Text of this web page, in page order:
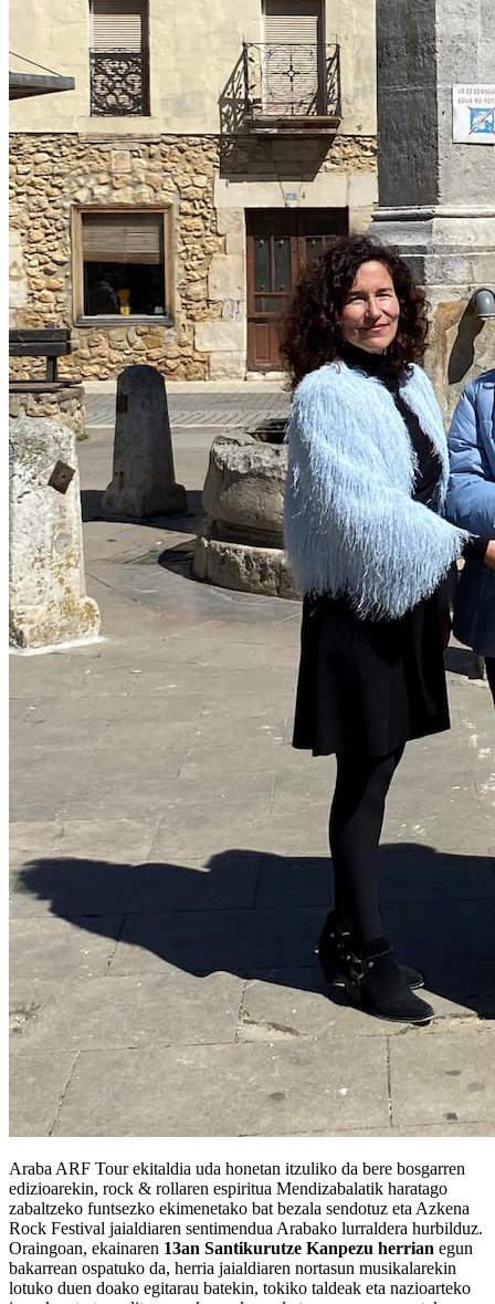
Araba ARF Tour ekitaldia uda honetan itzuliko da bere bosgarren
edizioarekin, rock & rollaren espiritua Mendizabalatik haratago
zabaltzeko funtsezko ekimenetako bat bezala sendotuz eta Azkena
Rock Festival jaialdiaren sentimendua Arabako lurraldera hurbilduz.
Oraingoan, ekainaren 13an Santikurutze Kanpezu herrian egun
bakarrean ospatuko da, herria jaialdiaren nortasun musikalarekin
lotuko duen doako egitarau batekin, tokiko taldeak eta nazioarteko